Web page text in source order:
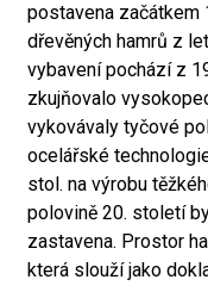
postavena začátkem
dřevěných hamrů z
vybavení pochází z
zkujňovalo
vykovávaly tyčové
ocelářské
stol. na výrobu
polovině 20. století
zastavena. Prostor
která slouží jako